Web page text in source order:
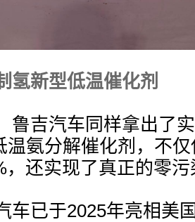
氢新型低温催化剂
鲁吉汽车同样拿出了
温氨分解催化剂，不
，还实现了真正的零
车已于2025年亮相美